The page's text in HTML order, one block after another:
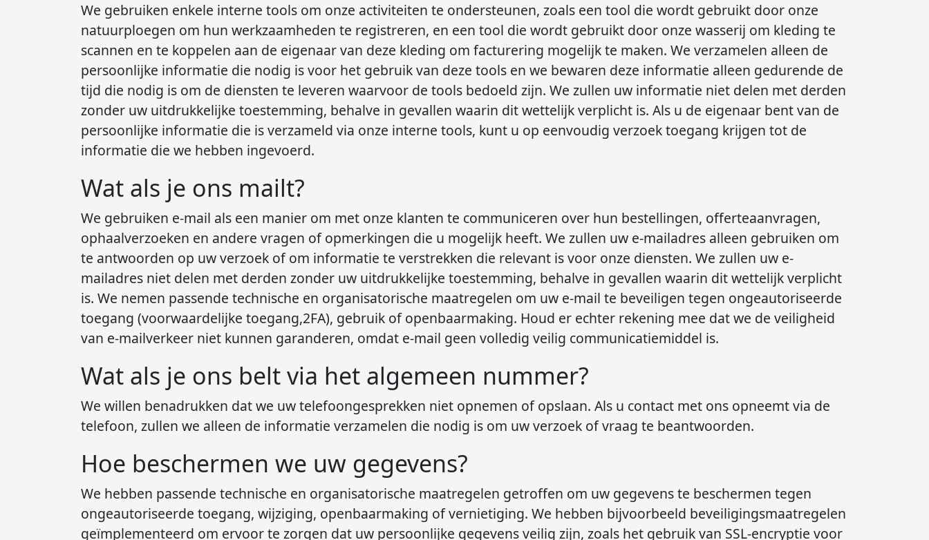
We gebruiken enkele interne tools om onze activiteiten te ondersteunen, zoals een tool die wordt gebruikt door onze
natuurploegen om hun werkzaamheden te registreren, en een tool die wordt gebruikt door onze wasserij om kleding te
scannen en te koppelen aan de eigenaar van deze kleding om facturering mogelijk te maken. We verzamelen alleen de
persoonlijke informatie die nodig is voor het gebruik van deze tools en we bewaren deze informatie alleen gedurende de
tijd die nodig is om de diensten te leveren waarvoor de tools bedoeld zijn. We zullen uw informatie niet delen met derden
zonder uw uitdrukkelijke toestemming, behalve in gevallen waarin dit wettelijk verplicht is. Als u de eigenaar bent van de
persoonlijke informatie die is verzameld via onze interne tools, kunt u op eenvoudig verzoek toegang krijgen tot de
informatie die we hebben ingevoerd.
Wat als je ons mailt?
We gebruiken e-mail als een manier om met onze klanten te communiceren over hun bestellingen, offerteaanvragen,
ophaalverzoeken en andere vragen of opmerkingen die u mogelijk heeft. We zullen uw e-mailadres alleen gebruiken om
te antwoorden op uw verzoek of om informatie te verstrekken die relevant is voor onze diensten. We zullen uw e-
mailadres niet delen met derden zonder uw uitdrukkelijke toestemming, behalve in gevallen waarin dit wettelijk verplicht
is. We nemen passende technische en organisatorische maatregelen om uw e-mail te beveiligen tegen ongeautoriseerde
toegang (voorwaardelijke toegang,2FA), gebruik of openbaarmaking. Houd er echter rekening mee dat we de veiligheid
van e-mailverkeer niet kunnen garanderen, omdat e-mail geen volledig veilig communicatiemiddel is.
Wat als je ons belt via het algemeen nummer?
We willen benadrukken dat we uw telefoongesprekken niet opnemen of opslaan. Als u contact met ons opneemt via de
telefoon, zullen we alleen de informatie verzamelen die nodig is om uw verzoek of vraag te beantwoorden.
Hoe beschermen we uw gegevens?
We hebben passende technische en organisatorische maatregelen getroffen om uw gegevens te beschermen tegen
ongeautoriseerde toegang, wijziging, openbaarmaking of vernietiging. We hebben bijvoorbeeld beveiligingsmaatregelen
geïmplementeerd om ervoor te zorgen dat uw persoonlijke gegevens veilig zijn, zoals het gebruik van SSL-encryptie voor